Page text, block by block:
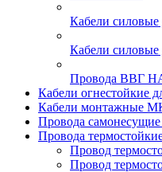
Кабели
Кабели
Провода ВВГ
Кабели огнестойкие
Кабели монтажные
Провода
Провода
Провод
Провод